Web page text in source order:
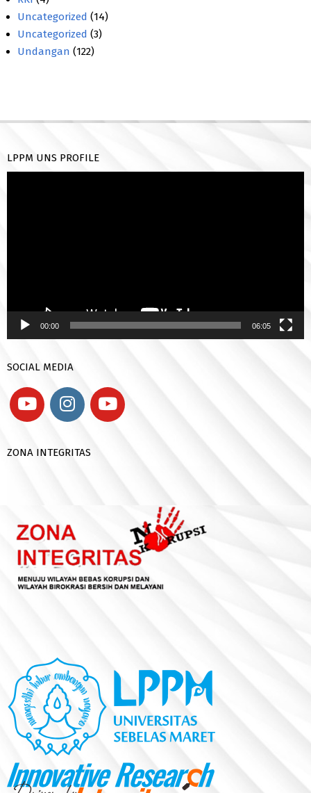
Uncategorized (14)
Uncategorized (3)
Undangan (122)
LPPM UNS PROFILE
00:00 06:05
SOCIAL MEDIA
ZONA INTEGRITAS